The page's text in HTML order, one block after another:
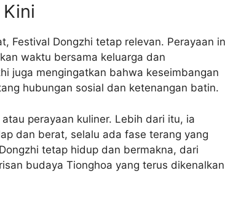
Festival Dongzhi tetap relevan. Perayaan
waktu bersama keluarga dan
juga mengingatkan bahwa keseimbangan
hubungan sosial dan ketenangan batin.
perayaan kuliner. Lebih dari itu, ia
dan berat, selalu ada fase terang yang
tetap hidup dan bermakna, dari
budaya Tionghoa yang terus dikenalkan